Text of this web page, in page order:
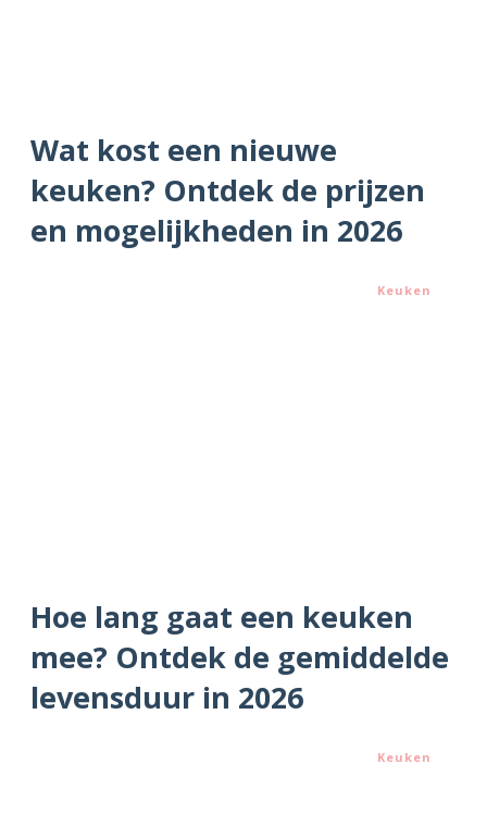
Wat kost een nieuwe
keuken? Ontdek de prijzen
en mogelijkheden in 2026
Keuken
Hoe lang gaat een keuken
mee? Ontdek de gemiddelde
levensduur in 2026
Keuken